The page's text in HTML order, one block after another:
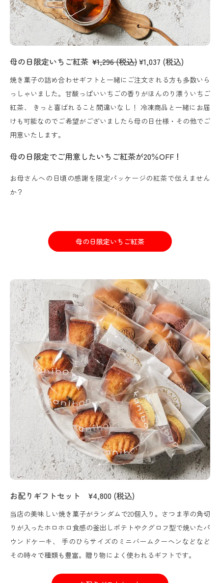
母の日限定いちご紅茶 ¥1,296(税込)¥1,037 (税込)
焼き菓子の詰め合わせギフトと一緒にご注文される方も多数いら
っしゃいました。甘酸っぱいいちごの香りがほんのり漂ういちご
紅茶、 きっと喜ばれること間違いなし！ 冷凍商品と一緒にお届
けも可能なのでご希望がございましたら母の日仕様・その他でご
用意いたします。
母の日限定でご用意したいちご紅茶が20％OFF！
お母さんへの日頃の感謝を限定パッケージの紅茶で伝えません
か？
母の日限定いちご紅茶
お配りギフトセット ¥4,800 (税込)
当店の美味しい焼き菓子がランダムで20個入り。さつま芋の角切
りが入ったホロホロ食感の釜出しポテトやクグロフ型で焼いたパ
ウンドケーキ、 手のひらサイズのミニバームクーヘンなどなど
その時々で種類も豊富。贈り物によく使われるギフトです。